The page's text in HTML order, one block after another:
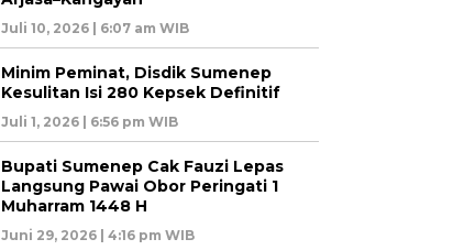
Juli 10, 2026 | 6:07 am WIB
Minim Peminat, Disdik Sumenep
Kesulitan Isi 280 Kepsek Definitif
Juli 1, 2026 | 6:56 pm WIB
Bupati Sumenep Cak Fauzi Lepas
Langsung Pawai Obor Peringati 1
Muharram 1448 H
Juni 29, 2026 | 4:16 pm WIB